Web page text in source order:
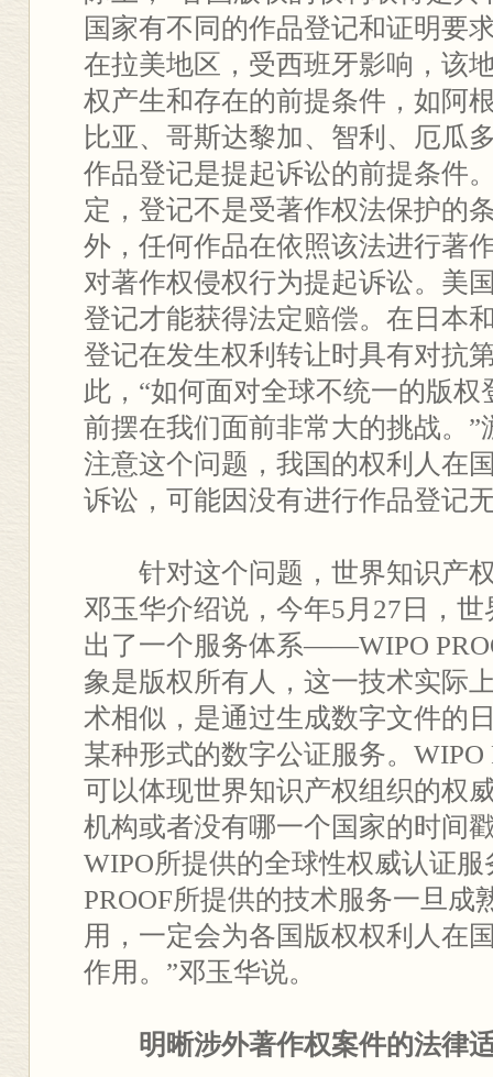
国家有不同的作品登记和证明要
在拉美地区，受西班牙影响，该
权产生和存在的前提条件，如阿
比亚、哥斯达黎加、智利、厄瓜
作品登记是提起诉讼的前提条件
定，登记不是受著作权法保护的
外，任何作品在依照该法进行著
对著作权侵权行为提起诉讼。美
登记才能获得法定赔偿。在日本
登记在发生权利转让时具有对抗
此，“如何面对全球不统一的版
前摆在我们面前非常大的挑战。
注意这个问题，我国的权利人在
诉讼，可能因没有进行作品登记
针对这个问题，世界知识产权
邓玉华介绍说，今年5月27日，
出了一个服务体系——WIPO
象是版权所有人，这一技术实际
术相似，是通过生成数字文件的
某种形式的数字公证服务。WIPO
可以体现世界知识产权组织的权
机构或者没有哪一个国家的时间
WIPO所提供的全球性权威认证服
PROOF所提供的技术服务一旦成
用，一定会为各国版权权利人在
作用。”邓玉华说。
明晰涉外著作权案件的法律